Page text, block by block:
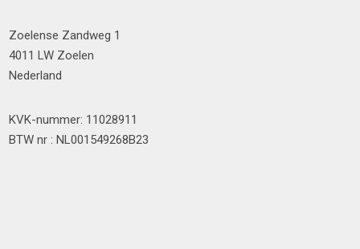
Zoelense Zandweg 1
4011 LW Zoelen
Nederland
KVK-nummer: 11028911
BTW nr : NL001549268B23